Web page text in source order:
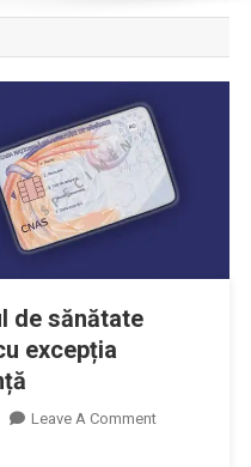
de sănătate
excepția
Leave A CommentOn